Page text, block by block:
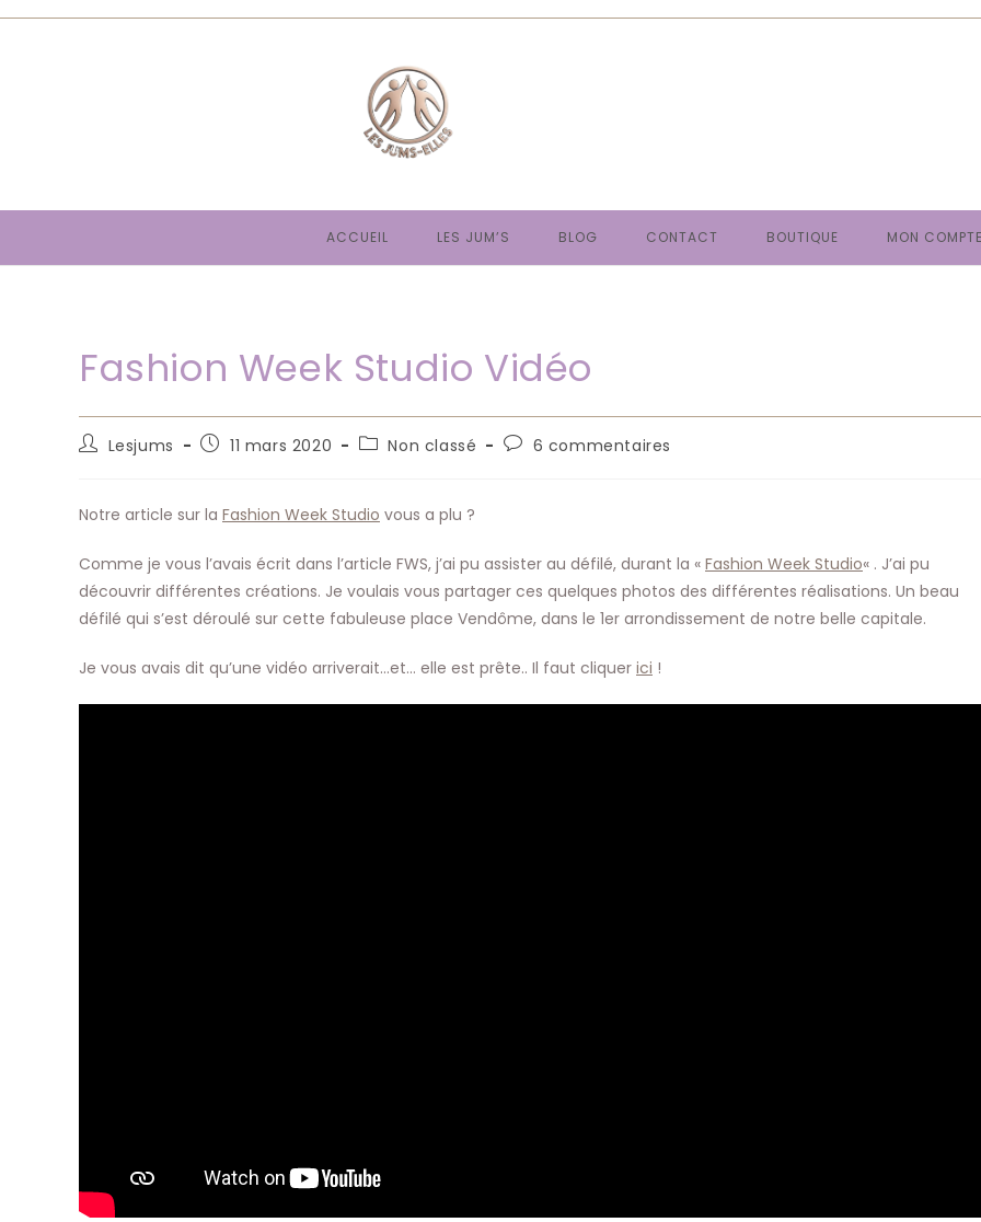
Skip
ACCUEIL LES JUM’S BLOG CONTACT BOUTIQUE MON
Fashion Week Studio Vidéo
Auteur/autrice
publication :
Lesjums
Publication
11 mars 2020
PostNon classé
Commentaires
6 commentaires
Notre article sur la Fashion Week Studio vous a plu ?
Comme je vous l’avais écrit dans l’article FWS, j’ai pu assister au défilé, durant la « Fashion Week Studio« . J’ai pu
découvrir différentes créations. Je voulais vous partager ces quelques photos des différentes réalisations. Un beau
défilé qui s’est déroulé sur cette fabuleuse place Vendôme, dans le 1er arrondissement de notre belle capitale.
Je vous avais dit qu’une vidéo arriverait…et… elle est prête.. Il faut cliquer ici !